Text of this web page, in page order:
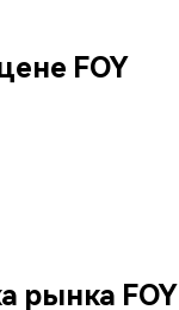
FOY
рынка FOY